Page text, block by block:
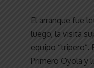
El arranque fue
luego, la visita
equipo “tripero”.
Primero Oyola y